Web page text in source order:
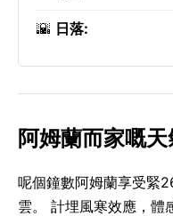
🌇 日落:
阿姆蘭而家嘅天
呢個鐘數阿姆蘭享受緊
雲。 計埋風寒效應，體